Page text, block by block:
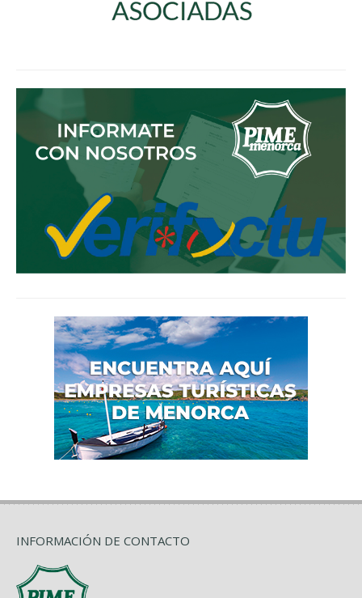
INFORMACIÓN DE CONTACTO